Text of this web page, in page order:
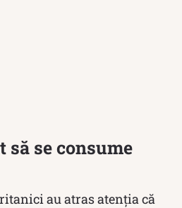
să se consume
au atras atenția că